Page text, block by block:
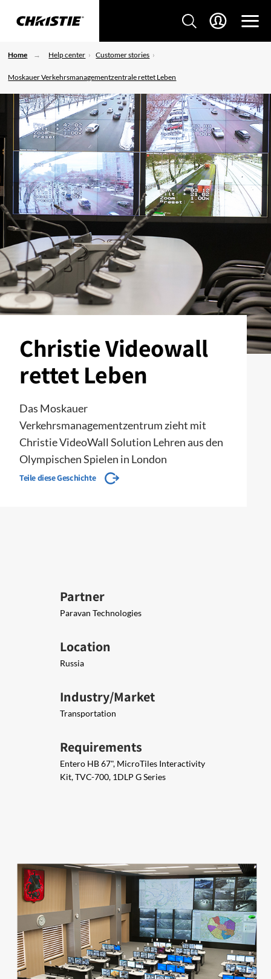
Home Help center Customer stories
Moskauer Verkehrsmanagementzentrale rettet Leben
Christie Videowall
rettet Leben
Das Moskauer
Verkehrsmanagementzentrum zieht mit
Christie VideoWall Solution Lehren aus den
Olympischen Spielen in London
Teile diese Geschichte
Partner
Paravan Technologies
Location
Russia
Industry/Market
Transportation
Requirements
Entero HB 67", MicroTiles Interactivity
Kit, TVC-700, 1DLP G Series